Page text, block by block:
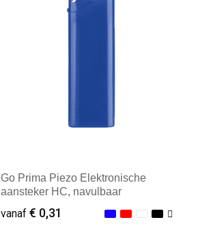
Go Prima Piezo Elektronische
aansteker HC, navulbaar
vanaf€ 0,31